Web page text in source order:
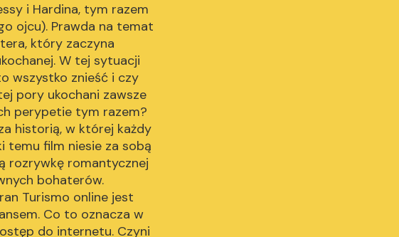
i Hardina, tym razem
ojcu). Prawda na temat
który zaczyna
W tej sytuacji
wszystko znieść i czy
pory ukochani zawsze
perypetie tym razem?
historią, w której każdy
temu film niesie za sobą
rozrywkę romantycznej
bohaterów.
Turismo online jest
Co to oznacza w
do internetu. Czyni